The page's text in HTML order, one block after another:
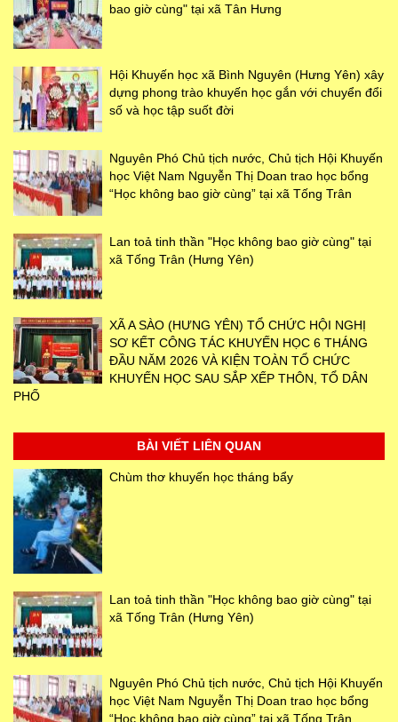
bao giờ cùng" tại xã Tân Hưng
Hội Khuyến học xã Bình Nguyên (Hưng Yên) xây
dựng phong trào khuyến học gắn với chuyển đổi
số và học tập suốt đời
Nguyên Phó Chủ tịch nước, Chủ tịch Hội Khuyến
học Việt Nam Nguyễn Thị Doan trao học bổng
“Học không bao giờ cùng” tại xã Tống Trân
Lan toả tinh thần "Học không bao giờ cùng" tại
xã Tống Trân (Hưng Yên)
XÃ A SÀO (HƯNG YÊN) TỔ CHỨC HỘI NGHỊ
SƠ KẾT CÔNG TÁC KHUYẾN HỌC 6 THÁNG
ĐẦU NĂM 2026 VÀ KIỆN TOÀN TỔ CHỨC
KHUYẾN HỌC SAU SẮP XẾP THÔN, TỔ DÂN
PHỐ
BÀI VIẾT LIÊN QUAN
Chùm thơ khuyến học tháng bẩy
Lan toả tinh thần "Học không bao giờ cùng" tại
xã Tống Trân (Hưng Yên)
Nguyên Phó Chủ tịch nước, Chủ tịch Hội Khuyến
học Việt Nam Nguyễn Thị Doan trao học bổng
“Học không bao giờ cùng” tại xã Tống Trân